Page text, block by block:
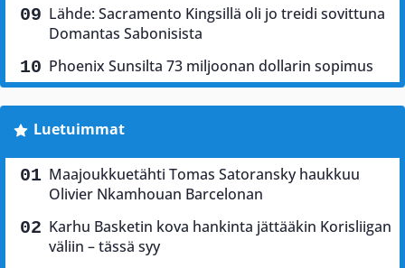
Lähde: Sacramento Kingsillä oli jo treidi sovittuna
Domantas Sabonisista
Phoenix Sunsilta 73 miljoonan dollarin sopimus
Luetuimmat
Maajoukkuetähti Tomas Satoransky haukkuu
Olivier Nkamhouan Barcelonan
Karhu Basketin kova hankinta jättääkin Korisliigan
väliin – tässä syy